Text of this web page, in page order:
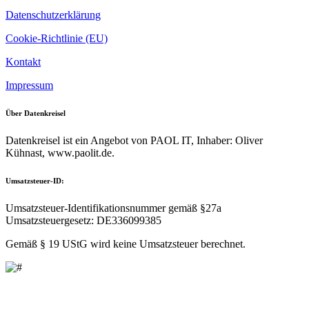
Datenschutzerklärung
Cookie-Richtlinie (EU)
Kontakt
Impressum
Über Datenkreisel
Datenkreisel ist ein Angebot von PAOL IT, Inhaber: Oliver
Kühnast, www.paolit.de.
Umsatzsteuer-ID:
Umsatzsteuer-Identifikationsnummer gemäß §27a
Umsatzsteuergesetz: DE336099385
Gemäß § 19 UStG wird keine Umsatzsteuer berechnet.